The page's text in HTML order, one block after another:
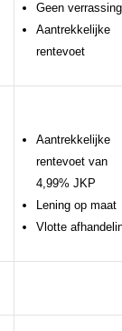
Geen
Aantrekkelijke
rentevoet
Aantrekkelijke
rentevoet van
4,99% JKP
Lening op maat
Vlotte